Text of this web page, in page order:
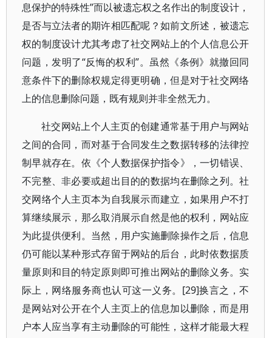
息保护的特殊性”而以被遗忘权之名作出的制度设计，
是否与立法者的期许相匹配呢？如前文所述，被遗忘
权的制度设计尤其考虑了社交网站上的个人信息公开
问题，发明了“反悔的权利”。虽然《条例》就撤回同
意条件下的删除权规定得更明确，但是对于社交网络
上的信息删除问题，既有规则并非全然无力。
社交网站上个人主页的创建通常基于用户与网站
之间的合同，而对基于合同发生之数据转移的法律控
制早就存在。依《个人数据保护指令》，一切错误、
不完整、非必要或超出目的的数据均在删除之列。社
交网络个人主页本为自我展示而建立，如果用户不打
算继续展示，那么取消展示自然是他的权利，网站应
为此提供便利。当然，用户实施删除操作之后，信息
仍可能以某种形式存留于网站的后台，此时依数据质
量原则和目的特定原则即可推出网站的删除义务。实
际上，网络服务商也认可这一义务。[29]换言之，不
是网站对公开在个人主页上的信息加以删除，而是用
户本人应当享有主动删除的可能性，这样才能最大程